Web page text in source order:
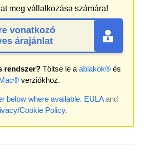
meg vállalkozása számára!
vonatkozó
árajánlat
rendszer?Töltse le a ablakok®és
verziókhoz.
below where available. EULAand
Cookie Policy.